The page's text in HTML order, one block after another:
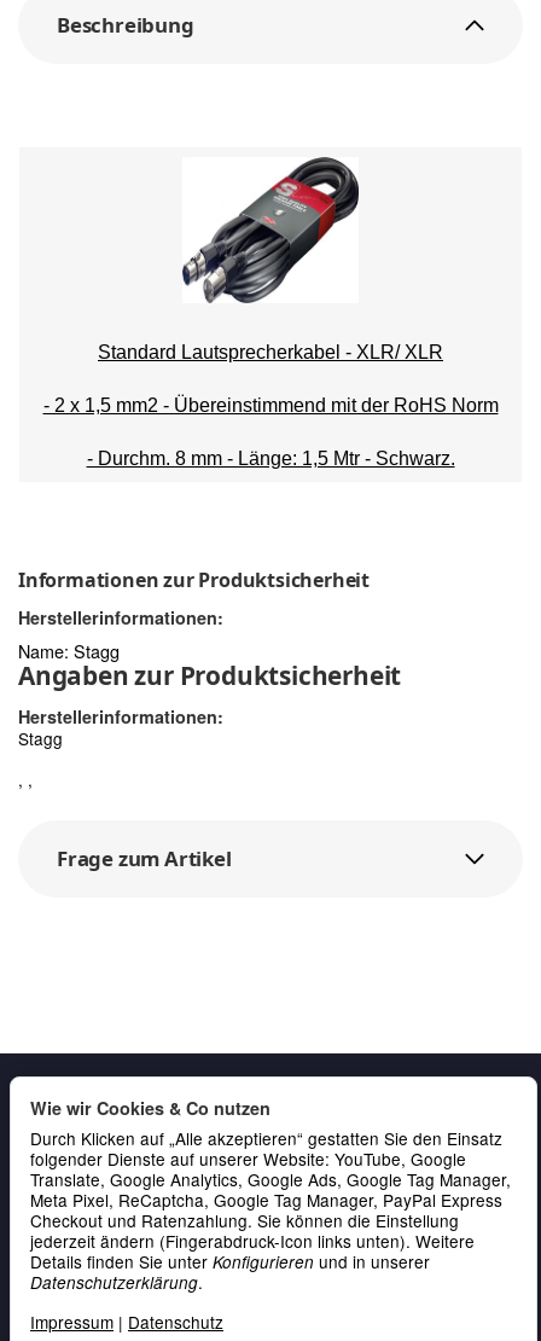
Beschreibung
Standard Lautsprecherkabel - XLR/ XLR
- 2 x 1,5 mm2 - Übereinstimmend mit der RoHS Norm
- Durchm. 8 mm - Länge: 1,5 Mtr - Schwarz.
Informationen zur Produktsicherheit
Herstellerinformationen:
Name: Stagg
Angaben zur Produktsicherheit
Herstellerinformationen:
Stagg
, ,
Frage zum Artikel
Gesetzliche Informationen
Service & Kontakt
Zahlung
Wie wir Cookies & Co nutzen
Durch Klicken auf „Alle akzeptieren“ gestatten Sie den Einsatz
folgender Dienste auf unserer Website: YouTube, Google
Translate, Google Analytics, Google Ads, Google Tag Manager,
Meta Pixel, ReCaptcha, Google Tag Manager, PayPal Express
Checkout und Ratenzahlung. Sie können die Einstellung
jederzeit ändern (Fingerabdruck-Icon links unten). Weitere
Details finden Sie unter Konfigurieren und in unserer
Datenschutzerklärung.
Impressum | Datenschutz